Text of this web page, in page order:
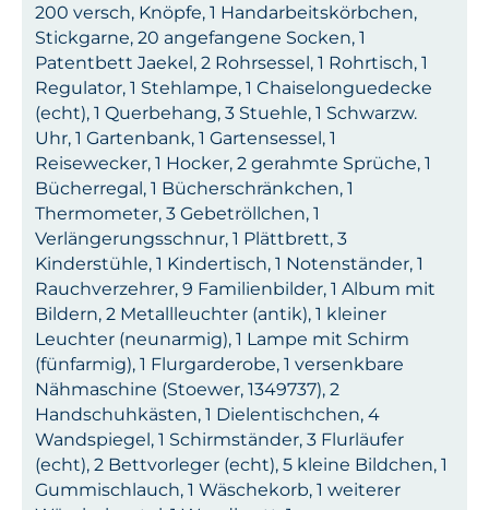
200 versch, Knöpfe, 1 Handarbeitskörbchen,
Stickgarne, 20 angefangene Socken, 1
Patentbett Jaekel, 2 Rohrsessel, 1 Rohrtisch, 1
Regulator, 1 Stehlampe, 1 Chaiselonguedecke
(echt), 1 Querbehang, 3 Stuehle, 1 Schwarzw.
Uhr, 1 Gartenbank, 1 Gartensessel, 1
Reisewecker, 1 Hocker, 2 gerahmte Sprüche, 1
Bücherregal, 1 Bücherschränkchen, 1
Thermometer, 3 Gebetröllchen, 1
Verlängerungsschnur, 1 Plättbrett, 3
Kinderstühle, 1 Kindertisch, 1 Notenständer, 1
Rauchverzehrer, 9 Familienbilder, 1 Album mit
Bildern, 2 Metallleuchter (antik), 1 kleiner
Leuchter (neunarmig), 1 Lampe mit Schirm
(fünfarmig), 1 Flurgarderobe, 1 versenkbare
Nähmaschine (Stoewer, 1349737), 2
Handschuhkästen, 1 Dielentischchen, 4
Wandspiegel, 1 Schirmständer, 3 Flurläufer
(echt), 2 Bettvorleger (echt), 5 kleine Bildchen, 1
Gummischlauch, 1 Wäschekorb, 1 weiterer